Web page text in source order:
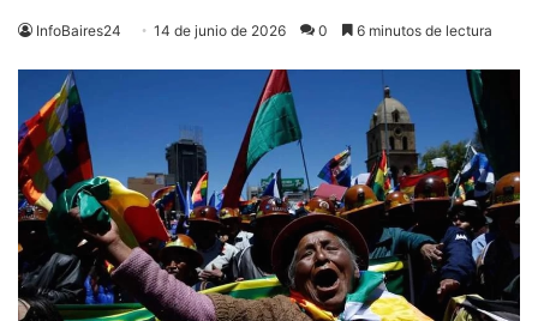
InfoBaires24 14 de junio de 2026 0 6 minutos de lectura